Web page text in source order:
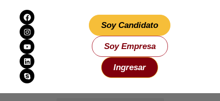
Soy Candidato
Soy Empresa
Ingresar